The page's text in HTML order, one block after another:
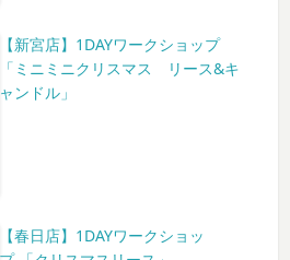
【新宮店】1DAYワークショップ
「ミニミニクリスマス リース&キ
ャンドル」
【春日店】1DAYワークショッ